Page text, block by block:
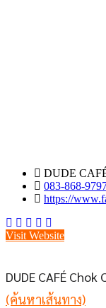
DUDE
083-868-
https://
Visit Website
DUDE CAFÉ
(ค้นหาเส้นทาง)